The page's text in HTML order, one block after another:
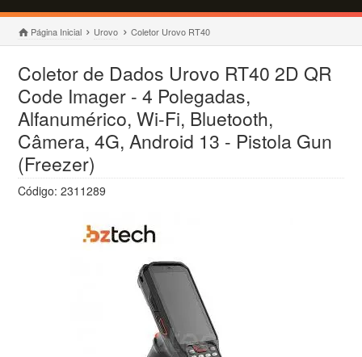
Página Inicial Urovo Coletor Urovo RT40
Coletor de Dados Urovo RT40 2D QR
Code Imager - 4 Polegadas,
Alfanumérico, Wi-Fi, Bluetooth,
Câmera, 4G, Android 13 - Pistola Gun
(Freezer)
Código: 2311289